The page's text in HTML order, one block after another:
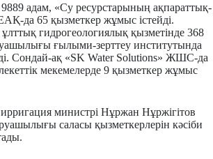
адам, «Су ресурстарының ақпараттық-
да 65 қызметкер жұмыс істейді.
гидрогеологиялық қызметінде 368
ғылыми-зерттеу институтында
Сондай-ақ «SK Water Solutions» ЖШС-да
мекемелерде 9 қызметкер жұмыс
министрі Нұржан Нұржігітов
саласы қызметкерлерін кәсіби